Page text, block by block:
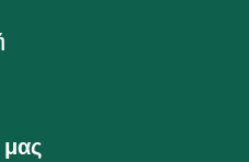
μας